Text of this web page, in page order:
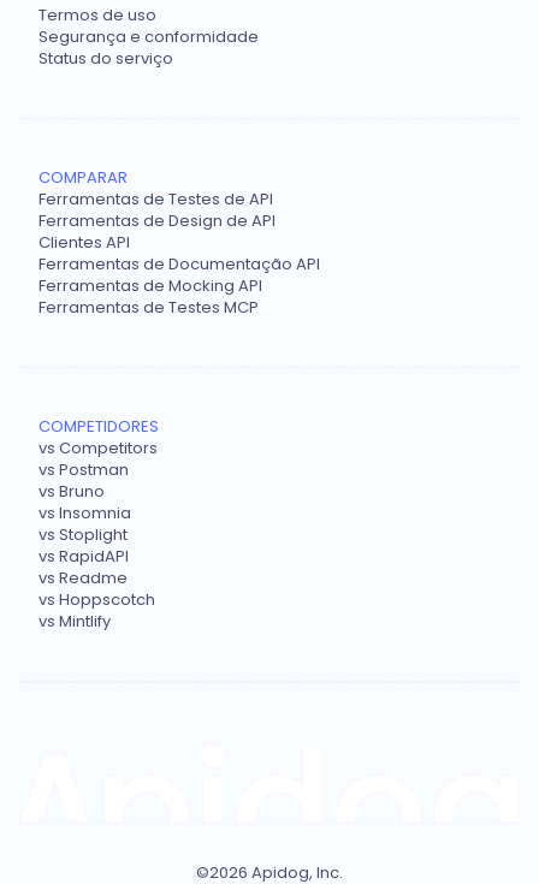
Termos de uso
Segurança e conformidade
Status do serviço
COMPARAR
Ferramentas de Testes de API
Ferramentas de Design de API
Clientes API
Ferramentas de Documentação API
Ferramentas de Mocking API
Ferramentas de Testes MCP
COMPETIDORES
vs Competitors
vs Postman
vs Bruno
vs Insomnia
vs Stoplight
vs RapidAPI
vs Readme
vs Hoppscotch
vs Mintlify
©2026 Apidog, Inc.